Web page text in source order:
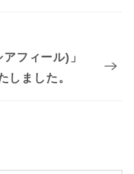
フィール)」
しました。